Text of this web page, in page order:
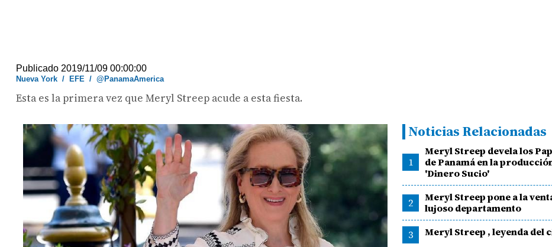
Publicado 2019/11/09 00:00:00
Nueva York / EFE /@PanamaAmerica
Esta es la primera vez que Meryl Streep acude a esta fiesta.
Noticias Relacionadas
1
Meryl Streep devela los
de Panamá en la
'Dinero Sucio'
2
Meryl Streep pone a la
lujoso departamento
3 Meryl Streep , leyenda del